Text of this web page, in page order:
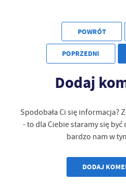
POWRÓT
POPRZEDNI
Dodaj
Spodobała Ci się informacja?
- to dla Ciebie staramy się
bardzo nam w
DODAJ